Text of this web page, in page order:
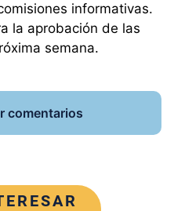
informativas.
la aprobación de las
semana.
comentarios